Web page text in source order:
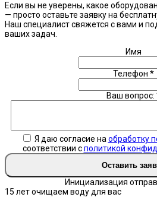
Если вы не уверены, какое
— просто оставьте заявку на
Наш специалист свяжется с вами и
ваших задач.
Имя
Телефон *
Ваш вопрос:
Я даю согласие наобработку
соответствии сполитикой
Оставить
Инициализация
15 лет очищаем воду для вас